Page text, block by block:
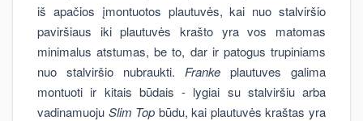
iš apačios įmontuotos plautuvės, kai nuo stalviršio
paviršiaus iki plautuvės krašto yra vos matomas
minimalus atstumas, be to, dar ir patogus trupiniams
nuo stalviršio nubraukti. Franke plautuves galima
montuoti ir kitais būdais - lygiai su stalviršiu arba
vadinamuoju Slim Top būdu, kai plautuvės kraštas yra